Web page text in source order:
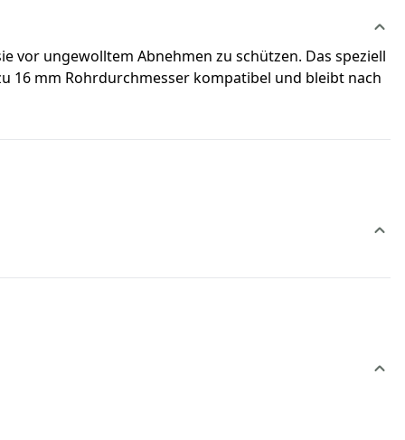
vor ungewolltem Abnehmen zu schützen. Das speziell
16 mm Rohrdurchmesser kompatibel und bleibt nach